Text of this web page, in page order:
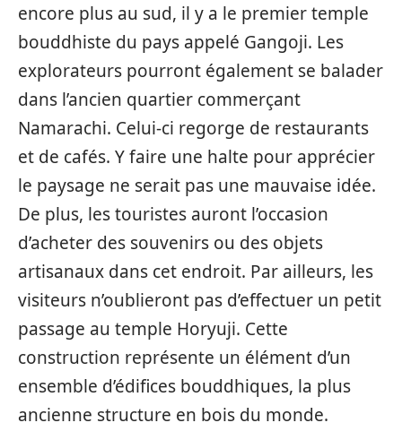
encore plus au sud, il y a le premier temple
bouddhiste du pays appelé Gangoji. Les
explorateurs pourront également se balader
dans l’ancien quartier commerçant
Namarachi. Celui-ci regorge de restaurants
et de cafés. Y faire une halte pour apprécier
le paysage ne serait pas une mauvaise idée.
De plus, les touristes auront l’occasion
d’acheter des souvenirs ou des objets
artisanaux dans cet endroit. Par ailleurs, les
visiteurs n’oublieront pas d’effectuer un petit
passage au temple Horyuji. Cette
construction représente un élément d’un
ensemble d’édifices bouddhiques, la plus
ancienne structure en bois du monde.